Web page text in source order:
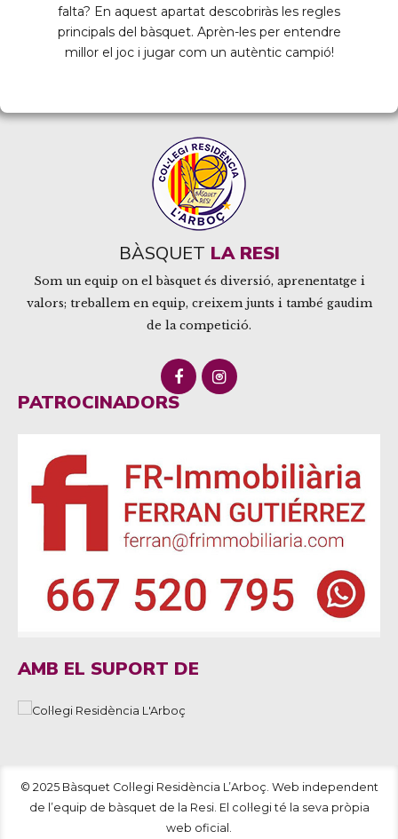
falta? En aquest apartat descobriràs les regles
principals del bàsquet. Aprèn-les per entendre
millor el joc i jugar com un autèntic campió!
BÀSQUET LA RESI
Som un equip on el bàsquet és diversió, aprenentatge i
valors; treballem en equip, creixem junts i també gaudim
de la competició.
PATROCINADORS
AMB EL SUPORT DE
© 2025 Bàsquet Col·legi Residència L’Arboç. Web independent
de l’equip de bàsquet de la Resi. El col·legi té la seva pròpia
web oficial.